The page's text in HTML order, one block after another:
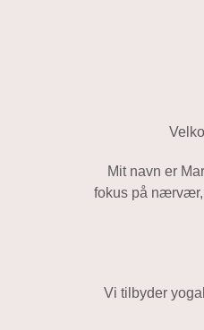
Mit navn er
fokus på nærvær,
Vi tilbyder